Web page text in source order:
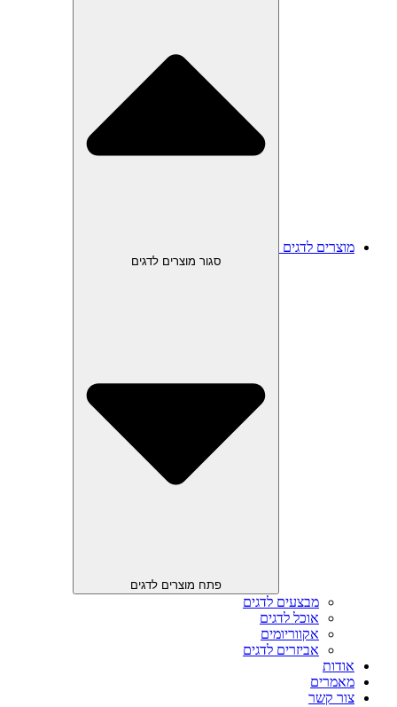
מוצרים לדגים
סגור מוצרים לדגים
פתח מוצרים לדגים
מבצעים לדגים
אוכל לדגים
אקווריומים
אביזרים לדגים
אודות
מאמרים
צור קשר